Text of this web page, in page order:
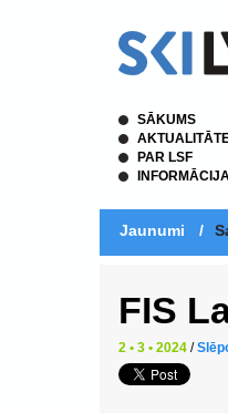
SĀKUMS
PAR LSF
Jaunumi /
FIS
2 • 3 • 2024 /